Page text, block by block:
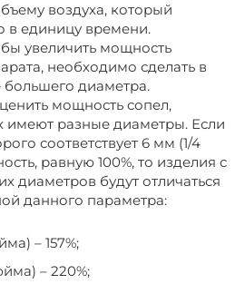
воздуха, который
в единицу времени.
увеличить мощность
необходимо сделать в
большего диаметра.
мощность сопел,
имеют разные диаметры. Если
соответствует 6 мм (1/4
равную 100%, то изделия с
диаметров будут отличаться
данного параметра:
– 157%;
– 220%;